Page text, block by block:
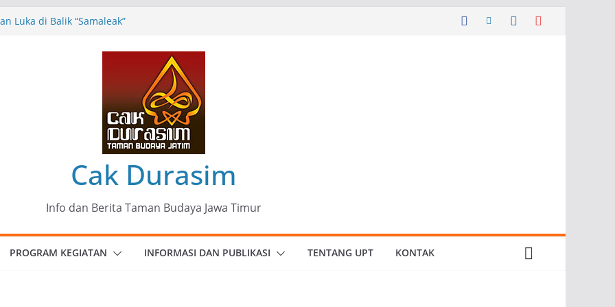
Luka di Balik “Samaleak”
Ungkapan Kritis Tentang Derita
Patria Seni Rupa Kota Blitar :
Menjadi Mantra Perlawanan
Cak Durasim
Info dan Berita Taman Budaya Jawa Timur
PROGRAM KEGIATAN INFORMASI DAN PUBLIKASI TENTANG UPT KONTAK